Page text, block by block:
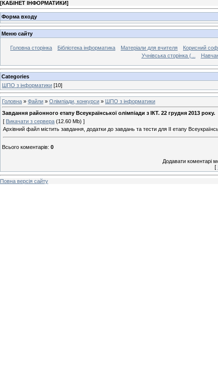
[КАБІНЕТ ІНФОРМАТИКИ]
Форма входу
Меню сайту
Головна сторінка Бібліотека інформатика Матеріали для вчителя
Корисний
Учнівська сторінка (...
Categories
ШПО з інформатики [10]
Головна » Файли » Олімпіади, конкурси » ШПО з інформатики
Завдання районного етапу Всеукраїнської олімпіади з ІКТ. 22 грудня 2013 року.
[ Викачати з сервера (12.60 Mb) ]
Архівний файл містить завдання, додатки до завдань та тести для ІІ етапу
Всього коментарів: 0
Додавати коментарі
[
Повна версія сайту